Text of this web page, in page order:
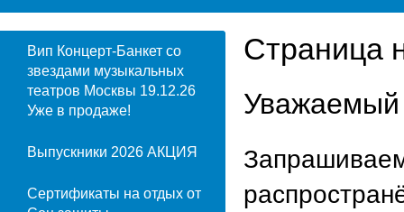
Вип Концерт-Банкет со
звездами музыкальных
театров Москвы 19.12.26
Уже в продаже!
Выпускники 2026 АКЦИЯ
Сертификаты на отдых от
Страница
Уважаемый